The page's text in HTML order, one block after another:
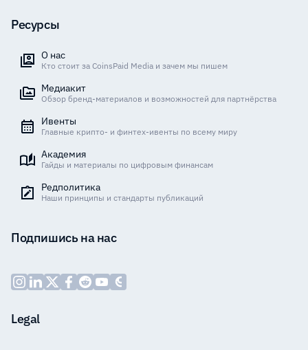
Ресурсы
О нас
Кто стоит за CoinsPaid Media и зачем мы пишем
Медиакит
Обзор бренд-материалов и возможностей для партнёрства
Ивенты
Главные крипто- и финтех-ивенты по всему миру
Академия
Гайды и материалы по цифровым финансам
Редполитика
Наши принципы и стандарты публикаций
Подпишись на нас
Legal